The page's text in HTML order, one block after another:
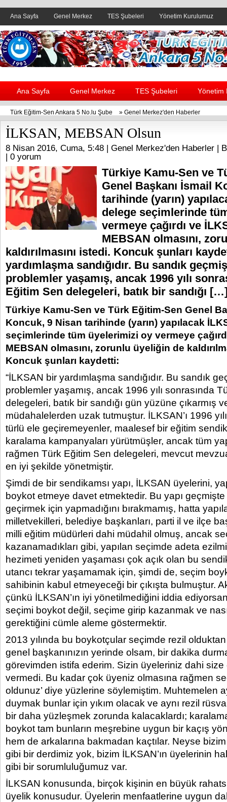
Ana Sayfa Genel Merkez TES Şubeleri Yönetim Kurulumuz
Header yanı reklam alanı
Ana Sayfa Genel Merkez TES Şubeleri Yönetim
Türk Eğitim-Sen Ankara 5 No.lu Şube » Genel Merkez'den Haberler
İLKSAN, MEBSAN Olsun
8 Nisan 2016, Cuma, 5:48 | Genel Merkez'den Haberler |
| 0 yorum
Türkiye Kamu-Sen ve
Genel Başkanı İsmail
tarihinde (yarın)
delege seçimlerinde
vermeye çağırdı ve
MEBSAN olmasını,
kaldırılmasını istedi. Koncuk şunları
yardımlaşma sandığıdır. Bu sandık
problemler yaşamış, ancak 1996 yılı
Eğitim Sen delegeleri, batık bir sandığı
Türkiye Kamu-Sen ve Türk Eğitim-Sen Genel
Koncuk, 9 Nisan tarihinde (yarın) yapılacak
seçimlerinde tüm üyelerimizi oy vermeye
MEBSAN olmasını, zorunlu üyeliğin de
Koncuk şunları kaydetti:
“İLKSAN bir yardımlaşma sandığıdır. Bu sandık
problemler yaşamış, ancak 1996 yılı sonrasında
delegeleri, batık bir sandığı gün yüzüne çıkarmış
müdahalelerden uzak tutmuştur. İLKSAN’ı 1996
türlü ele geçiremeyenler, maalesef bir eğitim
karalama kampanyaları yürütmüşler, ancak tüm
rağmen Türk Eğitim Sen delegeleri, mevcut
en iyi şekilde yönetmiştir.
Şimdi de bir sendikamsı yapı, İLKSAN üyelerini,
boykot etmeye davet etmektedir. Bu yapı geçmişte
geçirmek için yapmadığını bırakmamış, hatta
milletvekilleri, belediye başkanları, parti il ve ilçe
milli eğitim müdürleri dahi müdahil olmuş, ancak
kazanamadıkları gibi, yapılan seçimde adeta
hezimeti yeniden yaşaması çok açık olan bu
utancı tekrar yaşamamak için, şimdi de, seçim
sahibinin kabul etmeyeceği bir çıkışta bulmuştur.
çünkü İLKSAN’ın iyi yönetilmediğini iddia
seçimi boykot değil, seçime girip kazanmak ve
gerektiğini cümle aleme göstermektir.
2013 yılında bu boykotçular seçimde rezil
genel başkanınızın yerinde olsam, bir dakika
görevimden istifa ederim. Sizin üyeleriniz dahi
vermedi. Bu kadar çok üyeniz olmasına rağmen
oldunuz’ diye yüzlerine söylemiştim. Muhtemelen
duymak bunlar için yıkım olacak ve aynı rezil
bir daha yüzleşmek zorunda kalacaklardı;
boykot tam bunların meşrebine uygun bir kaçış
hem de arkalarına bakmadan kaçtılar. Neyse
gibi bir derdimiz yok, bizim İLKSAN’ın üyelerinin
gibi bir sorumluluğumuz var.
İLKSAN konusunda, birçok kişinin en büyük
üyelik konusudur. Üyelerin menfaatlerine uygun